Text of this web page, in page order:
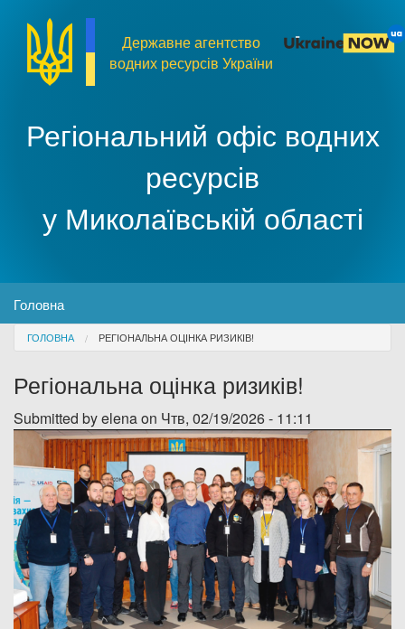
Регіональний офіс водних
ресурсів
у Миколаївській області
Державне агентство
водних ресурсів України
MENU
Головна
Про організацію
Доступ до публічної інформації
Дозвіл на спеціальне водокористування
Платні послуги
You are here
ГОЛОВНА РЕГІОНАЛЬНА ОЦІНКА РИЗИКІВ!
Регіональна оцінка ризиків!
Submitted byelenaon Чтв, 02/19/2026 - 11:11